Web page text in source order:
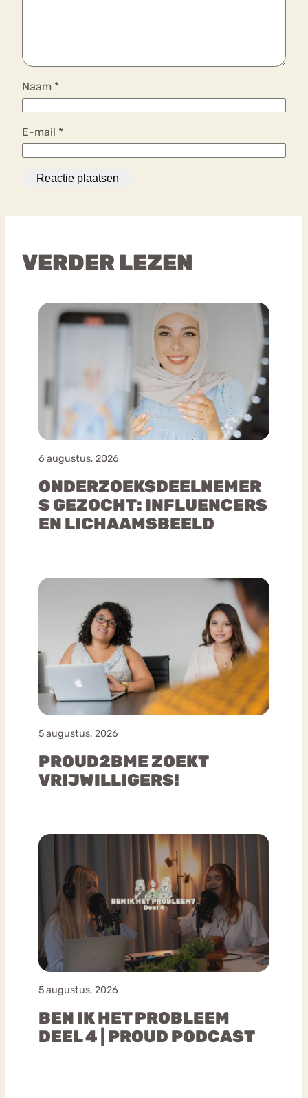
Naam *
E-mail *
VERDER LEZEN
6 augustus, 2026
ONDERZOEKSDEELNEMER
S GEZOCHT: INFLUENCERS
EN LICHAAMSBEELD
5 augustus, 2026
PROUD2BME ZOEKT
VRIJWILLIGERS!
5 augustus, 2026
BEN IK HET PROBLEEM
DEEL 4 | PROUD PODCAST